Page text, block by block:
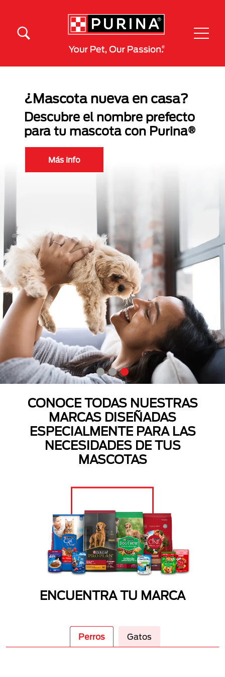
¿Mascota nueva en casa?
Descubre el nombre prefecto
para tu mascota con Purina®
Más Info
CONOCE TODAS NUESTRAS
MARCAS DISEÑADAS
ESPECIALMENTE PARA LAS
NECESIDADES DE TUS
MASCOTAS
ENCUENTRA TU MARCA
Perros Gatos